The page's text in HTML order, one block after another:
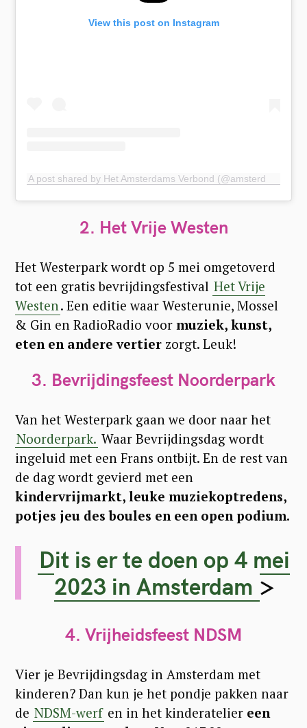
View this post on Instagram
2. Het Vrije Westen
Het Westerpark wordt op 5 mei omgetoverd
tot een gratis bevrijdingsfestival Het Vrije
Westen. Een editie waar Westerunie, Mossel
& Gin en RadioRadio voor muziek, kunst,
eten en andere vertier zorgt. Leuk!
3. Bevrijdingsfeest Noorderpark
Van het Westerpark gaan we door naar het
Noorderpark. Waar Bevrijdingsdag wordt
ingeluid met een Frans ontbijt. En de rest van
de dag wordt gevierd met een
kindervrijmarkt, leuke muziekoptredens,
potjes jeu des boules en een open podium.
Dit is er te doen op 4 mei
2023 in Amsterdam >
4. Vrijheidsfeest NDSM
Vier je Bevrijdingsdag in Amsterdam met
kinderen? Dan kun je het pondje pakken naar
de NDSM-werf en in het kinderatelier een